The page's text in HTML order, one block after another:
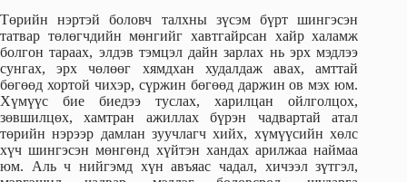
Төрийн нэртэй боловч талхны зүсэм бүрт шингэсэн
татвар төлөгчдийн мөнгийг хавтгайрсан хайр халамж
болгон тараах, элдэв тэмцэл дайн зарлах нь эрх мэдлээ
сунгах, эрх чөлөөг хямдхан худалдаж авах, амттай
бөгөөд хортой чихэр, сүржин бөгөөд даржин ов мэх юм.
Хүмүүс бие биедээ туслах, харилцан ойлголцох,
зөвшилцөх, хамтран ажиллах бүрэн чадвартай атал
төрийн нэрээр дамлан зуучлагч хийх, хүмүүсийн хөлс
хүч шингэсэн мөнгөнд хүйтэн хандах арилжаа наймаа
юм. Аль ч нийгэмд хүн авъяас чадал, хичээл зүтгэл,